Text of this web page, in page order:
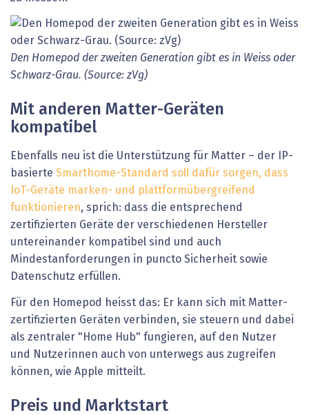
Den Homepod der zweiten Generation gibt es in Weiss oder
Schwarz-Grau. (Source: zVg)
Mit anderen Matter-Geräten
kompatibel
Ebenfalls neu ist die Unterstützung für Matter – der IP-
basierte Smarthome-Standard soll dafür sorgen, dass
IoT-Geräte marken- und plattformübergreifend
funktionieren, sprich: dass die entsprechend
zertifizierten Geräte der verschiedenen Hersteller
untereinander kompatibel sind und auch
Mindestanforderungen in puncto Sicherheit sowie
Datenschutz erfüllen.
Für den Homepod heisst das: Er kann sich mit Matter-
zertifizierten Geräten verbinden, sie steuern und dabei
als zentraler "Home Hub" fungieren, auf den Nutzer
und Nutzerinnen auch von unterwegs aus zugreifen
können, wie Apple mitteilt.
Preis und Marktstart